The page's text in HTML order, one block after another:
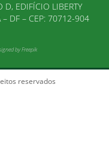
D, EDIFÍCIO LIBERTY
– DF – CEP: 70712-904
by Freepik
reservados